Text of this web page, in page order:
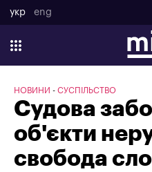
укр eng
НОВИНИ СУСПІЛЬСТВО
Судова
об'єкти
свобода